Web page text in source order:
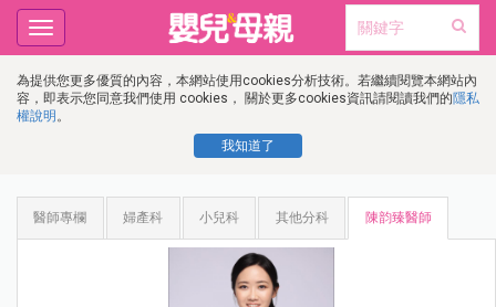
為提供您更多優質的內容，本網站使用cookies分析技術。若繼續閱覽本網站內
容，即表示您同意我們使用 cookies， 關於更多cookies資訊請閱讀我們的隱私
權說明 。
我知道了
Toggle
navigation
醫師專欄 婦產科 小兒科 其他分科 陳韵臻醫師